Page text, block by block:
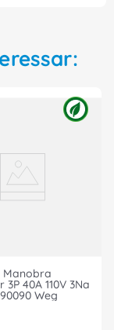
40A 110V 3Na
Weg